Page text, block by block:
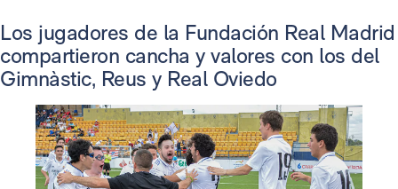
Los jugadores de la Fundación Real Madrid
compartieron cancha y valores con los del
Gimnàstic, Reus y Real Oviedo